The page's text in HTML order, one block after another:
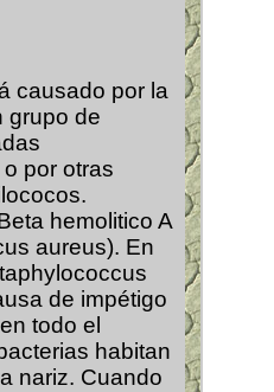
causado por la
grupo de
por otras
hemolitico A
aureus). En
de impétigo
todo el
habitan
nariz. Cuando